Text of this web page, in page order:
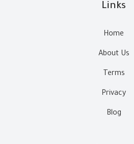
Links
Home
About Us
Terms
Privacy
Blog